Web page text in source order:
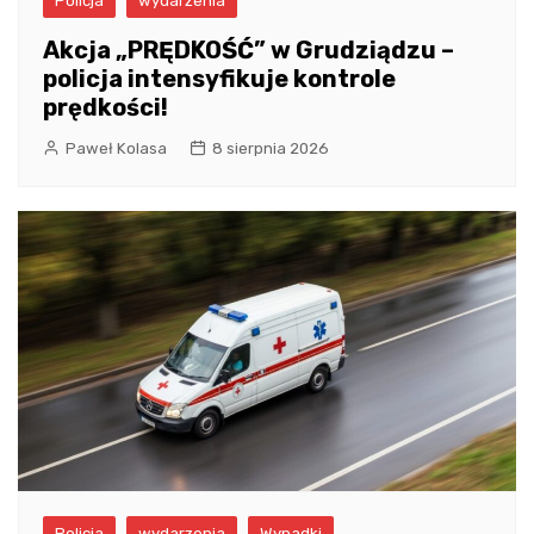
Akcja „PRĘDKOŚĆ” w Grudziądzu –
policja intensyfikuje kontrole
prędkości!
Paweł Kolasa 8 sierpnia 2026